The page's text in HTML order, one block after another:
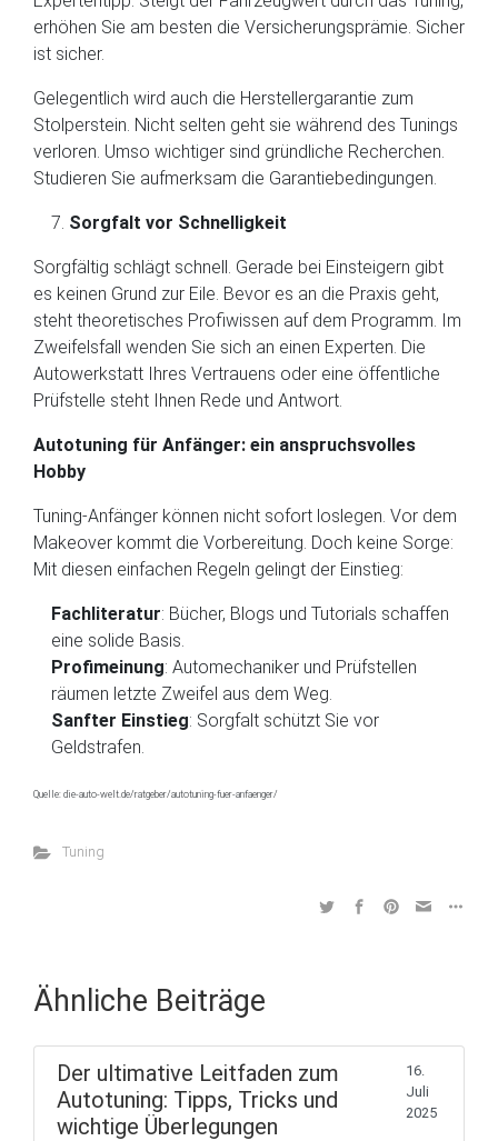
erhöhen Sie am besten die Versicherungsprämie. Sicher
ist sicher.
Gelegentlich wird auch die Herstellergarantie zum
Stolperstein. Nicht selten geht sie während des Tunings
verloren. Umso wichtiger sind gründliche Recherchen.
Studieren Sie aufmerksam die Garantiebedingungen.
Sorgfalt vor Schnelligkeit
Sorgfältig schlägt schnell. Gerade bei Einsteigern gibt
es keinen Grund zur Eile. Bevor es an die Praxis geht,
steht theoretisches Profiwissen auf dem Programm. Im
Zweifelsfall wenden Sie sich an einen Experten. Die
Autowerkstatt Ihres Vertrauens oder eine öffentliche
Prüfstelle steht Ihnen Rede und Antwort.
Autotuning für Anfänger: ein anspruchsvolles
Hobby
Tuning-Anfänger können nicht sofort loslegen. Vor dem
Makeover kommt die Vorbereitung. Doch keine Sorge:
Mit diesen einfachen Regeln gelingt der Einstieg:
Fachliteratur: Bücher, Blogs und Tutorials schaffen
eine solide Basis.
Profimeinung: Automechaniker und Prüfstellen
räumen letzte Zweifel aus dem Weg.
Sanfter Einstieg: Sorgfalt schützt Sie vor
Geldstrafen.
Quelle: die-auto-welt.de/ratgeber/autotuning-fuer-anfaenger/
Tuning
Ähnliche Beiträge
Der ultimative Leitfaden zum
Autotuning: Tipps, Tricks und
wichtige Überlegungen
16.
Juli
2025